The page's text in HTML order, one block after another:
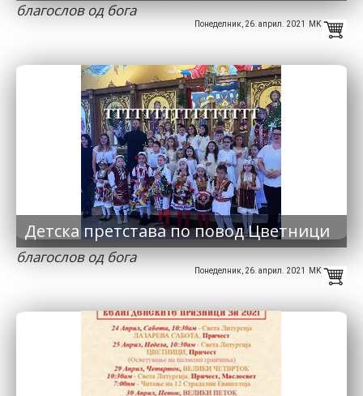
благослов од бога
Понеделник, 26. април. 2021 MK
TTTTTTTTTTTTTTTT
Детска претстава по повод Цветници
благослов од бога
Понеделник, 26. април. 2021 MK